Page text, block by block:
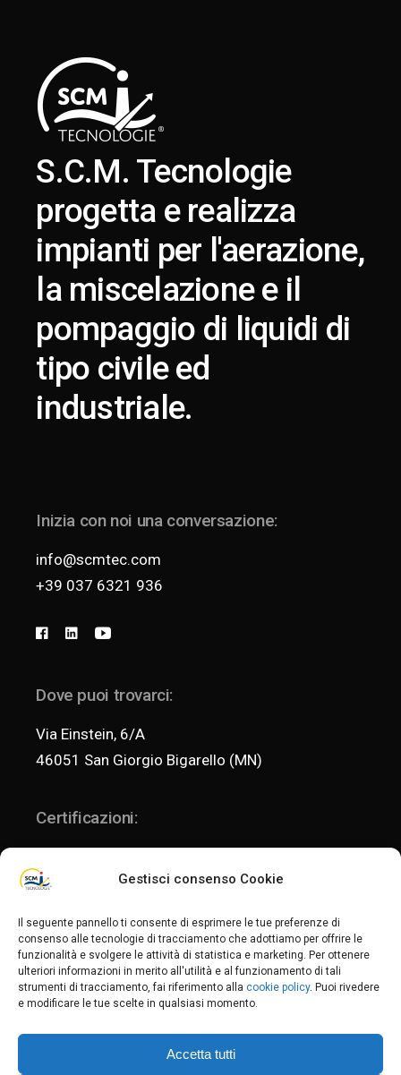
Gestisci consenso Cookie
Il seguente pannello ti consente di esprimere le tue preferenze di
consenso alle tecnologie di tracciamento che adottiamo per offrire le
funzionalità e svolgere le attività di statistica e marketing. Per ottenere
ulteriori informazioni in merito all'utilità e al funzionamento di tali
strumenti di tracciamento, fai riferimento alla cookie policy. Puoi rivedere
e modificare le tue scelte in qualsiasi momento.
Accetta tutti
S.C.M. Tecnologie
progetta e realizza
impianti per l'aerazione,
la miscelazione e il
pompaggio di liquidi di
tipo civile ed
industriale.
Inizia con noi una conversazione:
info@scmtec.com
+39 037 6321 936
Dove puoi trovarci:
Via Einstein, 6/A
46051 San Giorgio Bigarello (MN)
Certificazioni:
ISO 14001:2015
Politica per la qualità e l'ambiente